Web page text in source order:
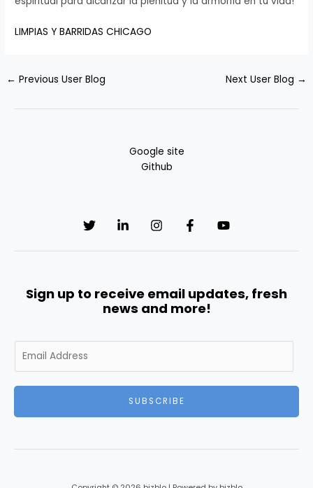
LIMPIAS Y BARRIDAS CHICAGO
← Previous User Blog Next User Blog →
Google site
Github
Sign up to receive email updates, fresh
news and more!
m
SUBSCRIBE